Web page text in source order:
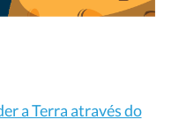
a Terra através do